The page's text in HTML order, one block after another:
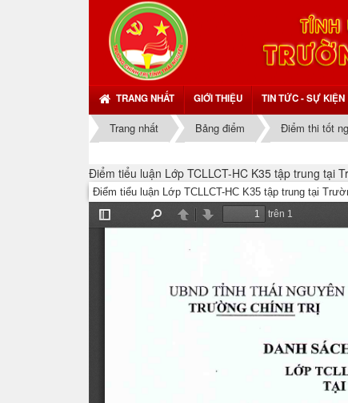
TRANG NHẤT GIỚI THIỆU TIN TỨC - SỰ KIỆN
Trang nhất Bảng điểm
Điểm thi tốt
Điểm tiểu luận Lớp TCLLCT-HC K35 tập trung tại
Điểm tiểu luận Lớp TCLLCT-HC K35 tập trung tại